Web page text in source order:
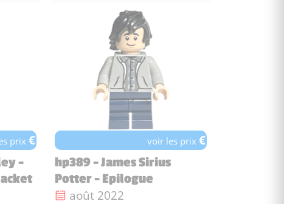
prix€
-
voir les prix€
hp389 - James Sirius
Potter - Epilogue
Date de sortie :
août 2022